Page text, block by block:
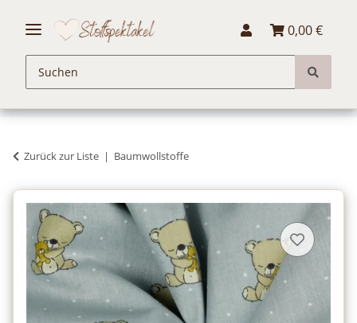
0,00 €
Zurück zur Liste Baumwollstoffe